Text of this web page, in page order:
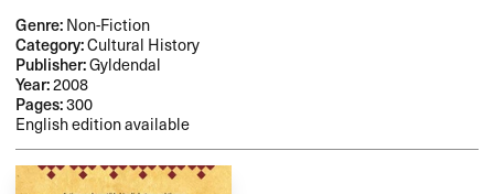
Genre:Non-Fiction
Category:Cultural History
Publisher:Gyldendal
Year:2008
Pages:300
English edition available